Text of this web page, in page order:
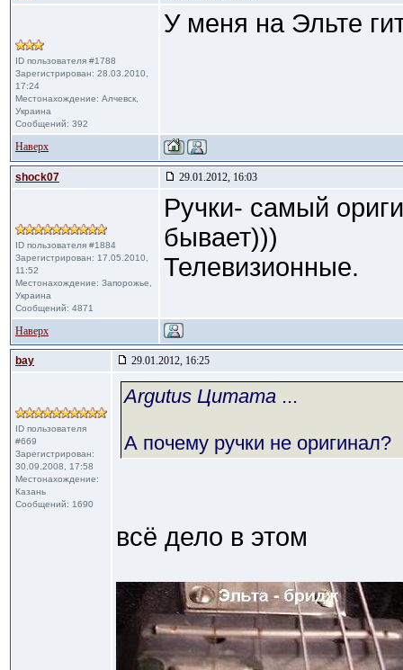
ID пользователя #1788
Зарегистрирован: 28.03.2010,
17:24
Местонахождение: Алчевск,
Украина
Сообщений: 392
У меня на Эльте
Наверх
shock07 29.01.2012, 16:03
ID пользователя #1884
Зарегистрирован: 17.05.2010,
11:52
Местонахождение: Запорожье,
Украина
Сообщений: 4871
Ручки- самый
бывает)))
Телевизионные.
Наверх
bay 29.01.2012, 16:25
ID пользователя
#669
Зарегистрирован:
30.09.2008, 17:58
Местонахождение:
Казань
Сообщений: 1690
Argutus Цитата ...
А почему ручки не оригинал?
всё дело в этом